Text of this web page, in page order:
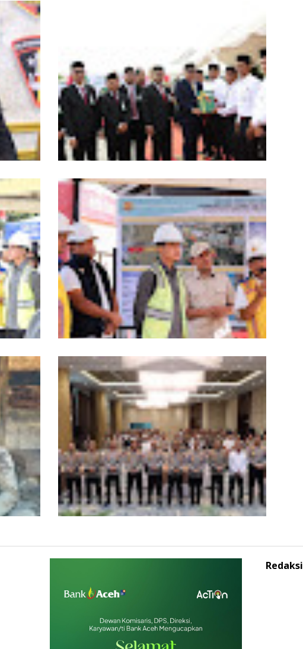
Aceh
HUT ke-53 Bank Aceh: Momentum
Memperkuat Amanah, Menumbuhkan
Keberkahan Bagi Aceh
Wagub Aceh dampingi Wapres Gibran
Kunjungi Aceh, Pastikan Pemulihan
Pascabencana Hidrometeorologi
Tegaskan SDM Unggul Kunci Pelayanan
Polri yang Profesional dan Humanis
Redaksi